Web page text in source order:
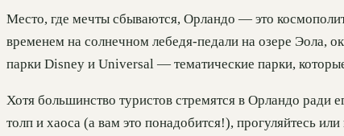
Место, где мечты сбываются, Орландо — это
временем на солнечном лебедя-педали на озере Эола,
парки Disney и Universal — тематические парки,
Хотя большинство туристов стремятся в Орландо ради
толп и хаоса (а вам это понадобится!), прогуляйтесь